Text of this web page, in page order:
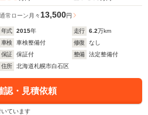
通常ローン 月々 13,500円
年式 2015年 走行 6.2万km
車検
車検整備付 修復
なし
保証
保証付 整備
法定整備付
住所
北海道札幌市白石区
認・見積依頼
ています